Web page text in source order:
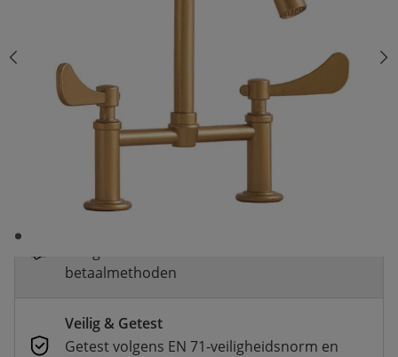
Op voorraad
Snelle levering
betaalmethoden
Veilig & Getest
Getest volgens EN 71-veiligheidsnorm en